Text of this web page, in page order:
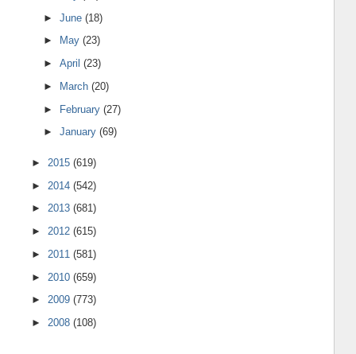
►June(18)
►
May(23)
►April(23)
►
March(20)
► February(27)
►January(69)
► 2015 (619)
► 2014 (542)
► 2013 (681)
► 2012 (615)
► 2011 (581)
► 2010 (659)
► 2009 (773)
► 2008 (108)